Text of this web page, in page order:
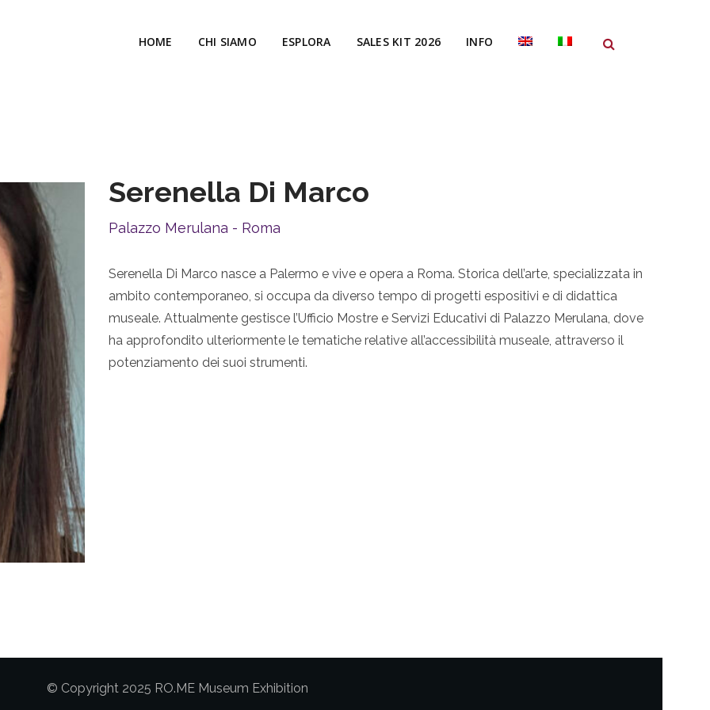
HOME CHI SIAMO ESPLORA SALES KIT 2026 INFO
Serenella Di Marco
Palazzo Merulana - Roma
Serenella Di Marco nasce a Palermo e vive e opera a Roma. Storica dell’arte, specializzata in
ambito contemporaneo, si occupa da diverso tempo di progetti espositivi e di didattica
museale. Attualmente gestisce l’Ufficio Mostre e Servizi Educativi di Palazzo Merulana, dove
ha approfondito ulteriormente le tematiche relative all’accessibilità museale, attraverso il
potenziamento dei suoi strumenti.
© Copyright 2025 RO.ME Museum Exhibition